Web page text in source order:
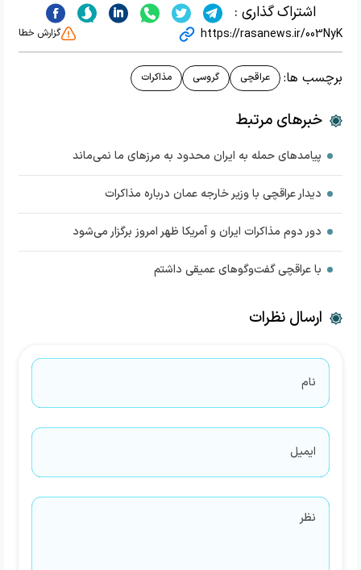
اشتراک گذاری :
https://rasanews.ir/003NyK گزارش خطا
برچسب ها: عراقچی گروسی مذاکرات
خبرهای مرتبط
پیامدهای حمله به ایران محدود به مرزهای ما نمی‌ماند
دیدار عراقچی با وزیر خارجه عمان درباره مذاکرات
دور دوم مذاکرات ایران و آمریکا ظهر امروز برگزار می‌شود
با عراقچی گفت‌و‌گوهای عمیقی داشتم
ارسال نظرات